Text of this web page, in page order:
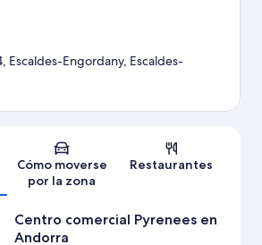
Escaldes-Engordany, Escaldes-
Cómo moverse
por la zona
Restaurantes
Centro comercial Pyrenees en
Andorra